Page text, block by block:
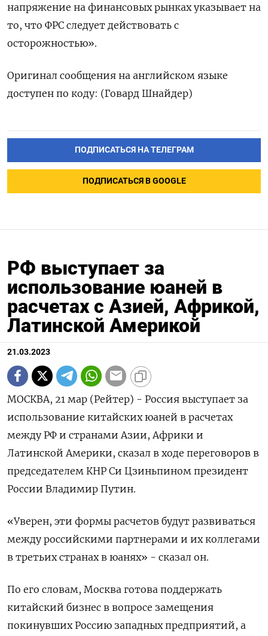
напряжение на финансовых рынках указывает на
то, что ФРС следует действовать с
осторожностью».
Оригинал сообщения на английском языке
доступен по коду: (Говард Шнайдер)
ПОДПИСАТЬСЯ НА ТЕЛЕГРАМ
ПОДПИСАТЬСЯ В GOOGLE
РФ выступает за
использование юаней в
расчетах с Азией, Африкой,
Латинской Америкой
21.03.2023
МОСКВА, 21 мар (Рейтер) - Россия выступает за
использование китайских юаней в расчетах
между РФ и странами Азии, Африки и
Латинской Америки, сказал в ходе переговоров в
председателем КНР Си Цзиньпином президент
России Владимир Путин.
«Уверен, эти формы расчетов будут развиваться
между российскими партнерами и их коллегами
в третьих странах в юанях» - сказал он.
По его словам, Москва готова поддержать
китайский бизнес в вопросе замещения
покинувших Россию западных предприятий, а